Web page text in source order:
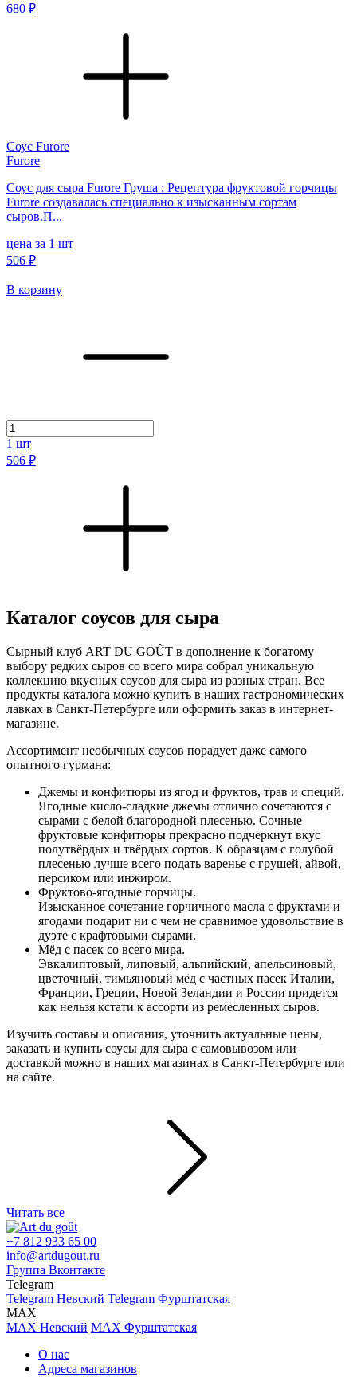
680 ₽
Соус Furore
Furore
Соус для сыра Furore Груша : Рецептура фруктовой горчицы
Furore создавалась специально к изысканным сортам
сыров.П...
цена за 1 шт
506 ₽
В корзину
1 шт
506 ₽
Каталог соусов для сыра
Сырный клуб ART DU GOÛT в дополнение к богатому
выбору редких сыров со всего мира собрал уникальную
коллекцию вкусных соусов для сыра из разных стран. Все
продукты каталога можно купить в наших гастрономических
лавках в Санкт-Петербурге или оформить заказ в интернет-
магазине.
Ассортимент необычных соусов порадует даже самого
опытного гурмана:
Джемы и конфитюры из ягод и фруктов, трав и специй.
Ягодные кисло-сладкие джемы отлично сочетаются с
сырами с белой благородной плесенью. Сочные
фруктовые конфитюры прекрасно подчеркнут вкус
полутвёрдых и твёрдых сортов. К образцам с голубой
плесенью лучше всего подать варенье с грушей, айвой,
персиком или инжиром.
Фруктово-ягодные горчицы.
Изысканное сочетание горчичного масла с фруктами и
ягодами подарит ни с чем не сравнимое удовольствие в
дуэте с крафтовыми сырами.
Мёд с пасек со всего мира.
Эвкалиптовый, липовый, альпийский, апельсиновый,
цветочный, тимьяновый мёд с частных пасек Италии,
Франции, Греции, Новой Зеландии и России придется
как нельзя кстати к ассорти из ремесленных сыров.
Изучить составы и описания, уточнить актуальные цены,
заказать и купить соусы для сыра с самовывозом или
доставкой можно в наших магазинах в Санкт-Петербурге или
на сайте.
Читать все
+7 812 933 65 00
info@artdugout.ru
Группа Вконтакте
Telegram
Telegram Невский Telegram Фурштатская
MAX
MAX Невский MAX Фурштатская
О нас
Адреса магазинов